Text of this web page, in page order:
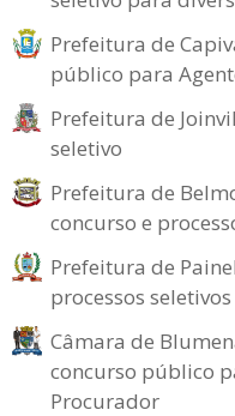
Prefeitura de
público para
Prefeitura de
seletivo
Prefeitura de
concurso e
Prefeitura de
processos seletivos
Câmara de
concurso público
Procurador